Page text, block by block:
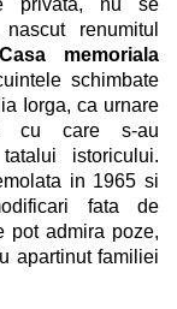
privata, nu se
renumitul
Casa memoriala
schimbate
Iorga, ca urnare
cu care s-au
istoricului.
in 1965 si
fata de
pot admira poze,
apartinut familiei